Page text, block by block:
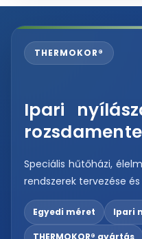
THERMOKOR®
Ipari
Speciális hűtőházi,
rendszerek tervezése
Egyedi méret Ipari